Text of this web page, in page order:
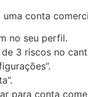
conta
no seu perfil.
3 riscos no
para conta